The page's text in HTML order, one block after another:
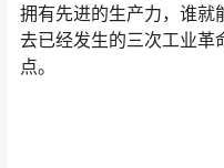
拥有先进的生产力，谁就
去已经发生的三次工业革
点。